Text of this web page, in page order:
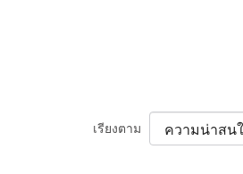
เรียงตาม